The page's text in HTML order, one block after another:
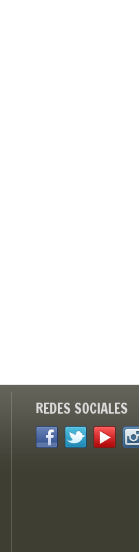
REDES SOCIALES